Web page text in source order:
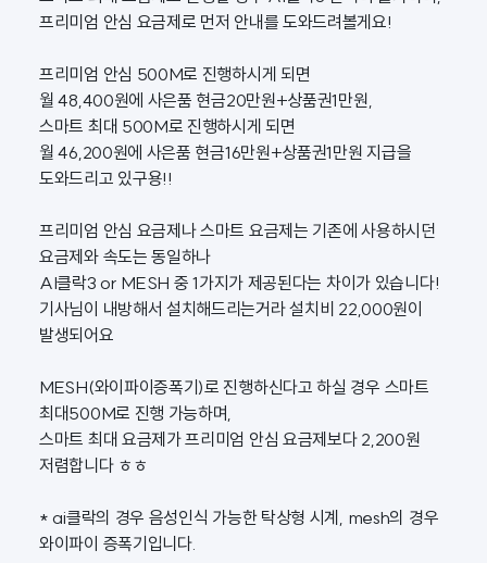
프리미엄 안심 요금제로 먼저 안내를 도와드려볼게요!
프리미엄 안심 500M로 진행하시게 되면
월 48,400원에 사은품 현금20만원+상품권1만원,
스마트 최대 500M로 진행하시게 되면
월 46,200원에 사은품 현금16만원+상품권1만원 지급을
도와드리고 있구용!!
프리미엄 안심 요금제나 스마트 요금제는 기존에 사용하시던
요금제와 속도는 동일하나
AI클락3 or MESH 중 1가지가 제공된다는 차이가 있습니다!
기사님이 내방해서 설치해드리는거라 설치비 22,000원이
발생되어요
MESH(와이파이증폭기)로 진행하신다고 하실 경우 스마트
최대500M로 진행 가능하며,
스마트 최대 요금제가 프리미엄 안심 요금제보다 2,200원
저렴합니다 ㅎㅎ
* ai클락의 경우 음성인식 가능한 탁상형 시계, mesh의 경우
와이파이 증폭기입니다.